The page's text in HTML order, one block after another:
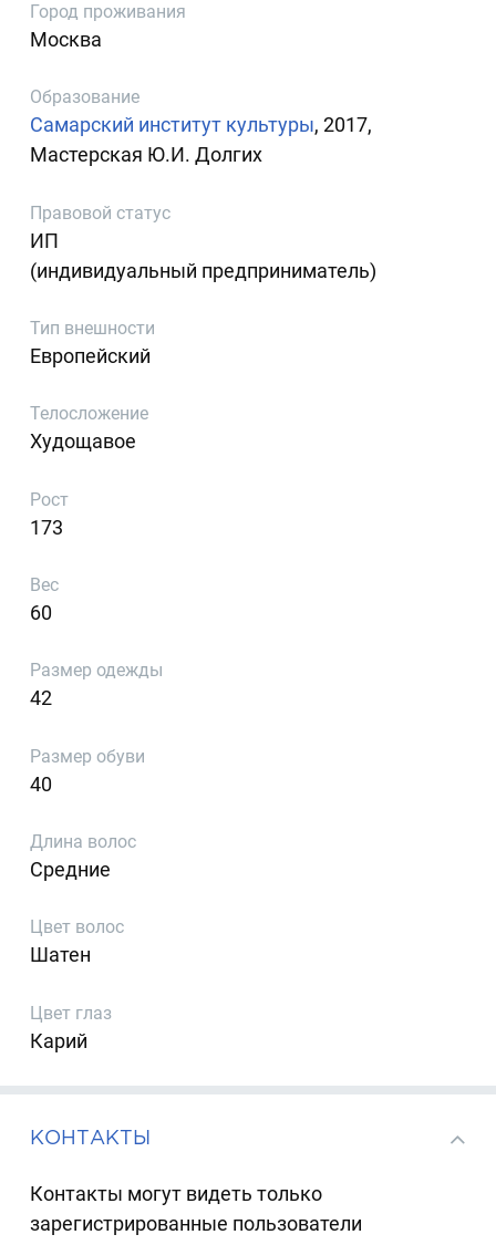
Город проживания
Москва
Образование
Самарский институт культуры, 2017,
Мастерская Ю.И. Долгих
Правовой статус
ИП
(индивидуальный предприниматель)
Тип внешности
Европейский
Телосложение
Худощавое
Рост
173
Вес
60
Размер одежды
42
Размер обуви
40
Длина волос
Средние
Цвет волос
Шатен
Цвет глаз
Карий
КОНТАКТЫ
Контакты могут видеть только
зарегистрированные пользователи